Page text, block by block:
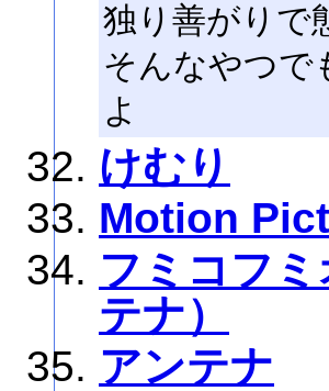
独り善がりで
そんなやつで
よ
けむり
Motion
フミコフ
テナ）
アンテナ